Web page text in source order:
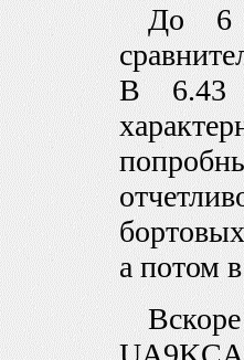
До 6
В 6.43
а потом